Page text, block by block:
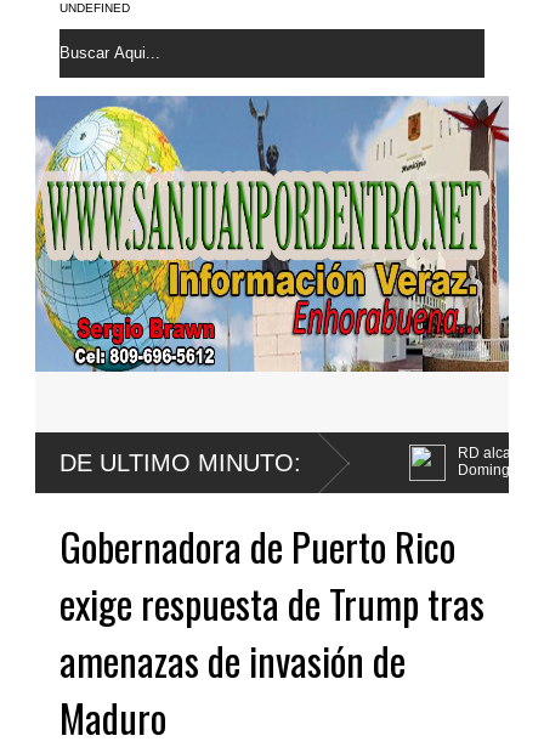
UNDEFINED
DE ULTIMO MINUTO: RD alcanza 118 medallas; sube a
Domingo 2026
Jet Set
Gobernadora de Puerto Rico
exige respuesta de Trump tras
amenazas de invasión de
Maduro